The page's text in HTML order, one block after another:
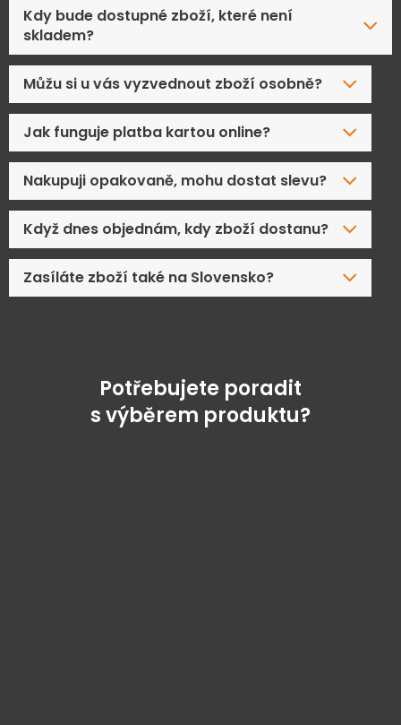
Kdy bude dostupné zboží, které není
skladem?
Můžu si u vás vyzvednout zboží osobně?
Jak funguje platba kartou online?
Nakupuji opakovaně, mohu dostat slevu?
Když dnes objednám, kdy zboží dostanu?
Zasíláte zboží také na Slovensko?
Potřebujete poradit
s výběrem produktu?